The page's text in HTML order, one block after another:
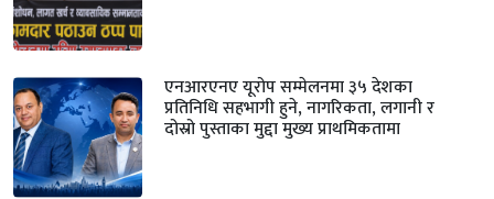
एनआरएनए यूरोप सम्मेलनमा ३५ देशका
प्रतिनिधि सहभागी हुने, नागरिकता, लगानी र
दोस्रो पुस्ताका मुद्दा मुख्य प्राथमिकतामा